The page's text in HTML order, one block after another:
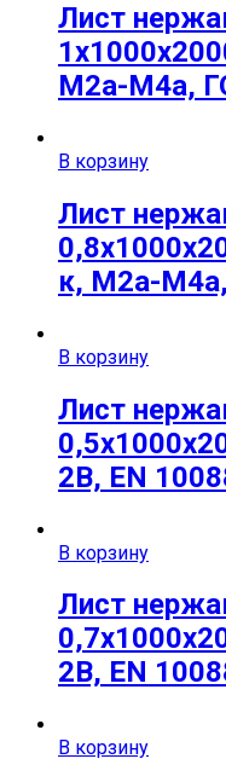
Лист
М2а-М4а,
В корзину
Лист
к, М2а-
В корзину
Лист
2B, EN
В корзину
Лист
2B, EN
В корзину